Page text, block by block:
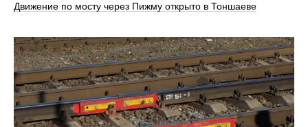
Движение по мосту через Пижму открыто в Тоншаеве